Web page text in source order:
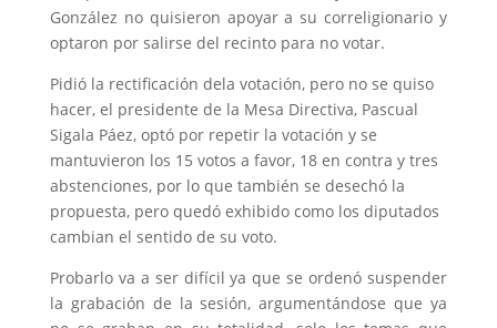
González no quisieron apoyar a su correligionario y
optaron por salirse del recinto para no votar.
Pidió la rectificación dela votación, pero no se quiso
hacer, el presidente de la Mesa Directiva, Pascual
Sigala Páez, optó por repetir la votación y se
mantuvieron los 15 votos a favor, 18 en contra y tres
abstenciones, por lo que también se desechó la
propuesta, pero quedó exhibido como los diputados
cambian el sentido de su voto.
Probarlo va a ser difícil ya que se ordenó suspender
la grabación de la sesión, argumentándose que ya